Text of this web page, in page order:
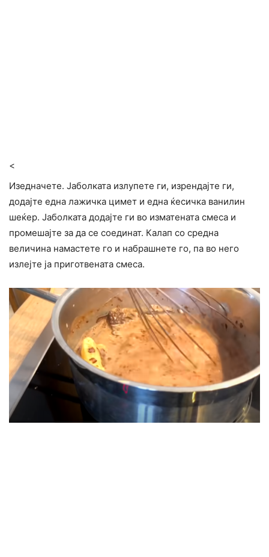
<
Изедначете. Јаболката излупете ги, изрендајте ги,
додајте една лажичка цимет и една ќесичка ванилин
шеќер. Јаболката додајте ги во изматената смеса и
промешајте за да се соединат. Калап со средна
величина намастете го и набрашнете го, па во него
излејте ја приготвената смеса.